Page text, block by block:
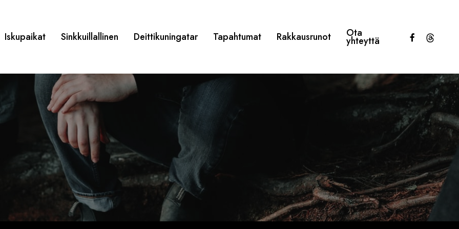
Iskupaikat Sinkkuillallinen Deittikuningatar Tapahtumat Rakkausrunot Ota
yhteyttä facebookthreads